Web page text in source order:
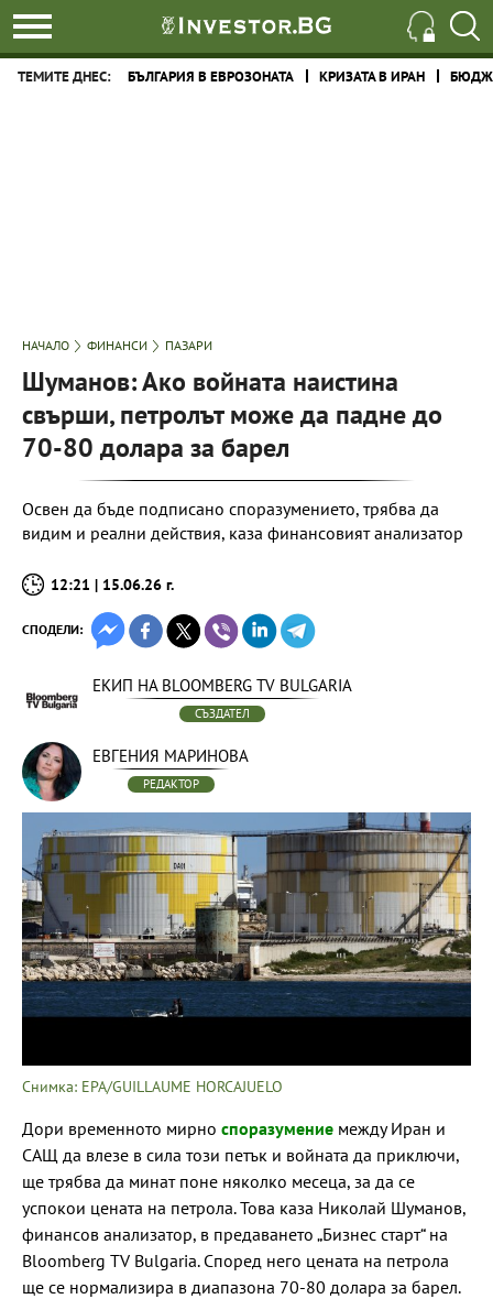
ТЕМИТЕ ДНЕС: БЪЛГАРИЯ В ЕВРОЗОНАТА КРИЗАТА В ИРАН
НАЧАЛО ФИНАНСИ ПАЗАРИ
Шуманов: Ако войната наистина
свърши, петролът може да падне до
70-80 долара за барел
Освен да бъде подписано споразумението, трябва да
видим и реални действия, каза финансовият анализатор
12:21 | 15.06.26 г.
СПОДЕЛИ:
ЕКИП НА BLOOMBERG TV BULGARIA
СЪЗДАТЕЛ
ЕВГЕНИЯ МАРИНОВА
РЕДАКТОР
Снимка: EPA/GUILLAUME HORCAJUELO
Дори временното мирно споразумение между Иран и
САЩ да влезе в сила този петък и войната да приключи,
ще трябва да минат поне няколко месеца, за да се
успокои цената на петрола. Това каза Николай Шуманов,
финансов анализатор, в предаването „Бизнес старт“ на
Bloomberg TV Bulgaria. Според него цената на петрола
ще се нормализира в диапазона 70-80 долара за барел.